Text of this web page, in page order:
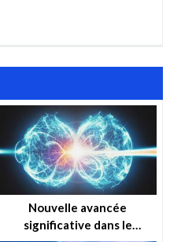
Nouvelle avancée
significative dans le